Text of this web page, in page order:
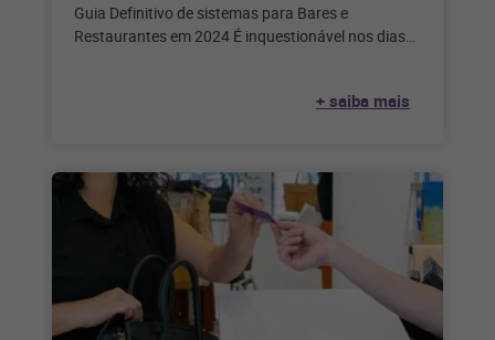
Guia Definitivo de sistemas para Bares e
Restaurantes em 2024 É inquestionável nos dias
+ saiba mais